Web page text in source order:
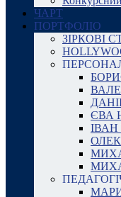
ЧАРТ
ПОРТФОЛІО
ЗІРКОВІ
ЄВА
ІВАН